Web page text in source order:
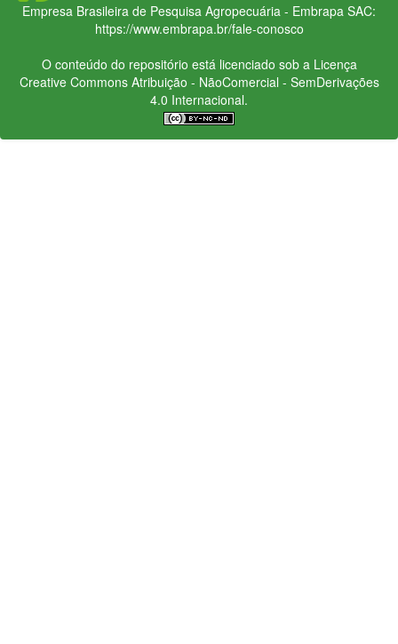
Empresa Brasileira de Pesquisa Agropecuária - Embrapa SAC:
https://www.embrapa.br/fale-conosco
O conteúdo do repositório está licenciado sob a Licença
Creative CommonsAtribuição - NãoComercial - SemDerivações
4.0 Internacional.